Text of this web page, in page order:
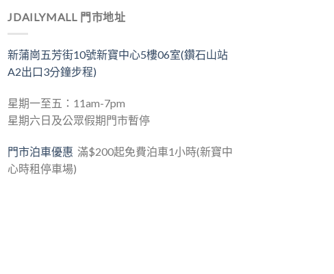
JDAILYMALL 門市地址
新蒲崗五芳街10號新寶中心5樓06室(鑽石山站
A2出口3分鐘步程)
星期一至五：11am-7pm
星期六日及公眾假期門市暫停
門市泊車優惠 滿$200起免費泊車1小時(新寶中
心時租停車場)